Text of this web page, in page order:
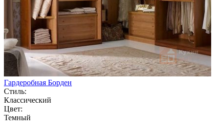
Гардеробная Борден
Стиль:
Классический
Цвет:
Темный